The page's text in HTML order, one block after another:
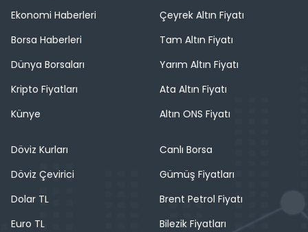
Ekonomi Haberleri
Borsa Haberleri
Dünya Borsaları
Kripto Fiyatları
Künye
Çeyrek Altın Fiyatı
Tam Altın Fiyatı
Yarım Altın Fiyatı
Ata Altın Fiyatı
Altın ONS Fiyatı
Döviz Kurları
Döviz Çevirici
Dolar TL
Euro TL
Canlı Borsa
Gümüş Fiyatları
Brent Petrol Fiyatı
Bilezik Fiyatları